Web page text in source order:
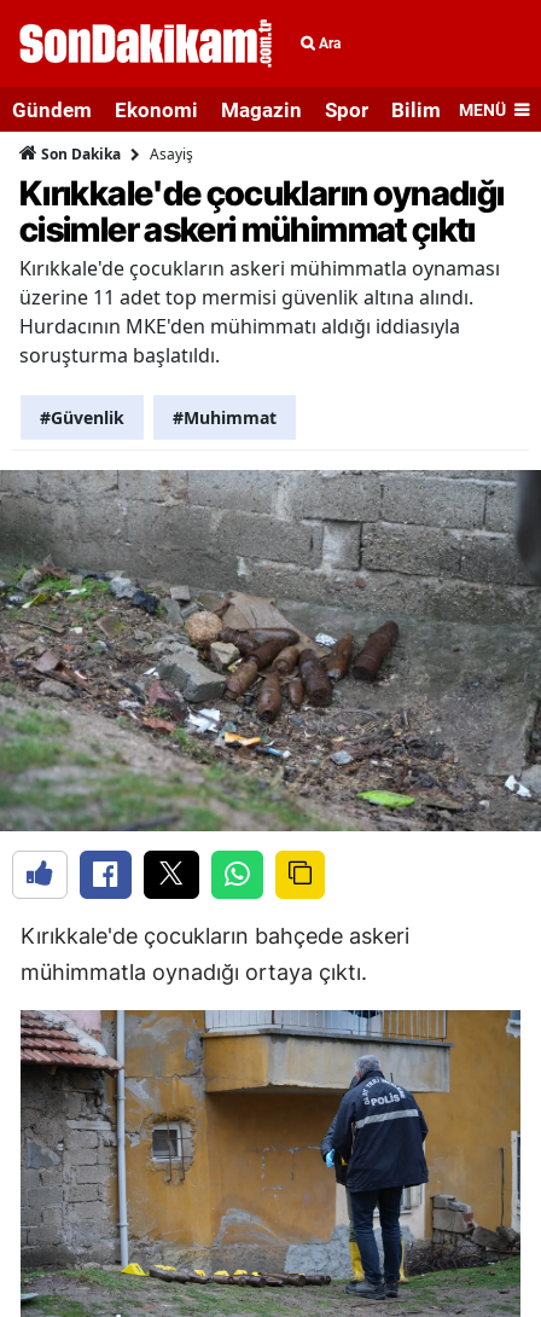
Ara
Gündem Ekonomi Magazin Spor Bilim veMENÜ
Son Dakika Asayiş
Kırıkkale'de çocukların oynadığı
cisimler askeri mühimmat çıktı
Kırıkkale'de çocukların askeri mühimmatla oynaması
üzerine 11 adet top mermisi güvenlik altına alındı.
Hurdacının MKE'den mühimmatı aldığı iddiasıyla
soruşturma başlatıldı.
#Güvenlik #Muhimmat
Kırıkkale'de çocukların bahçede askeri
mühimmatla oynadığı ortaya çıktı.